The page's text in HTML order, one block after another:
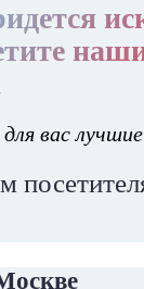
вас